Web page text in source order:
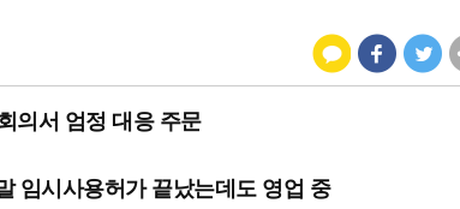
의서 엄정 대응 주문
임시사용허가 끝났는데도 영업 중